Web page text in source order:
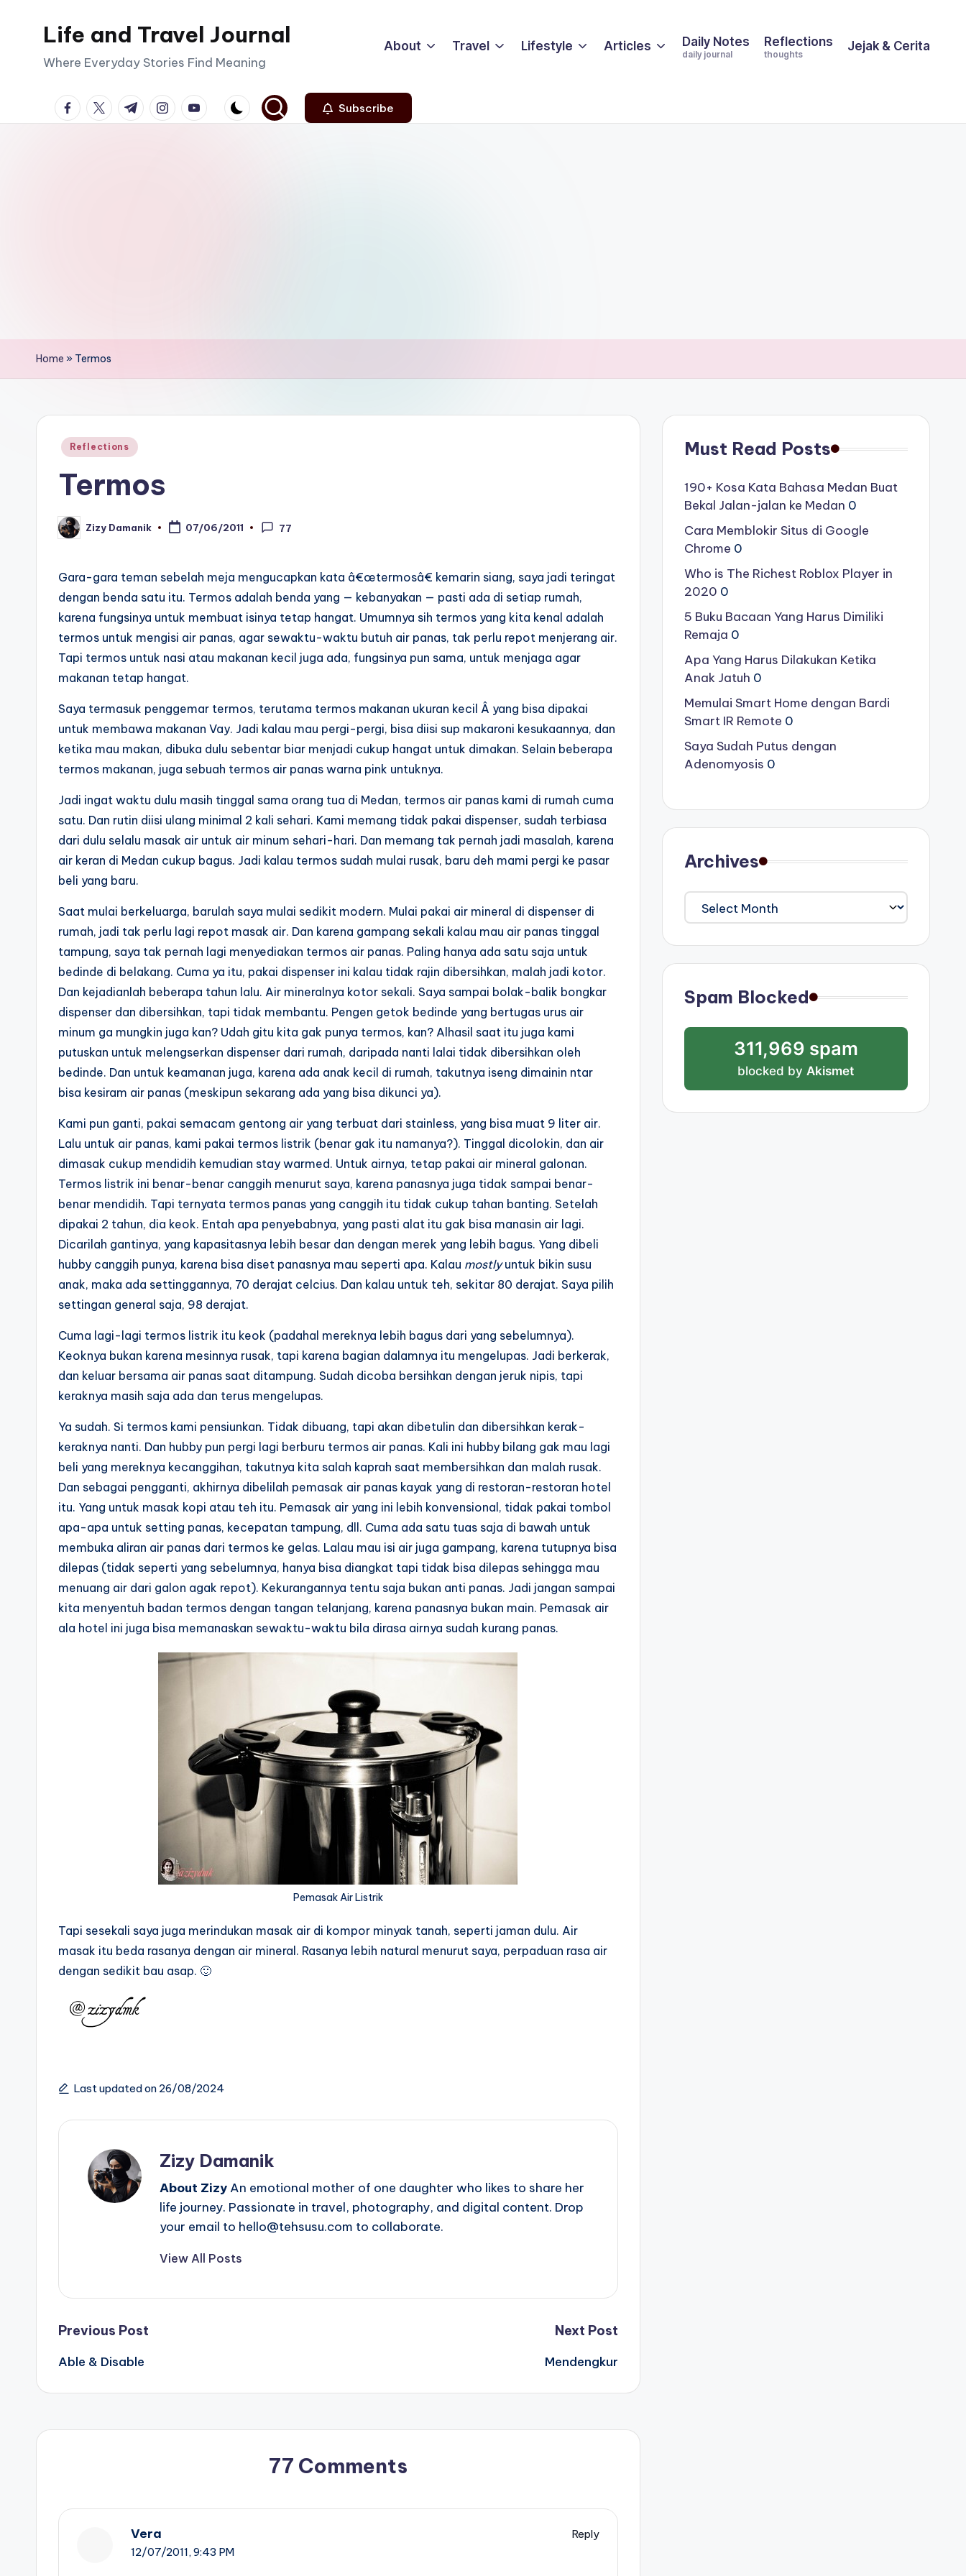
Life and Travel Journal
Where Everyday Stories Find Meaning
About Travel Lifestyle Articles Daily Notes
daily journal
Reflections
thoughts
Jejak & Cerita
facebook.com
twitter.com
t.me instagram.com
youtube.com Subscribe
Home » Termos
Posted
Reflections
Termos
Posted
by
Zizy Damanik 07/06/2011 77
Gara-gara teman sebelah meja mengucapkan kata â€œtermosâ€ kemarin siang, saya jadi teringat
dengan benda satu itu. Termos adalah benda yang — kebanyakan — pasti ada di setiap rumah,
karena fungsinya untuk membuat isinya tetap hangat. Umumnya sih termos yang kita kenal adalah
termos untuk mengisi air panas, agar sewaktu-waktu butuh air panas, tak perlu repot menjerang air.
Tapi termos untuk nasi atau makanan kecil juga ada, fungsinya pun sama, untuk menjaga agar
makanan tetap hangat.
Saya termasuk penggemar termos, terutama termos makanan ukuran kecil Â yang bisa dipakai
untuk membawa makanan Vay. Jadi kalau mau pergi-pergi, bisa diisi sup makaroni kesukaannya, dan
ketika mau makan, dibuka dulu sebentar biar menjadi cukup hangat untuk dimakan. Selain beberapa
termos makanan, juga sebuah termos air panas warna pink untuknya.
Jadi ingat waktu dulu masih tinggal sama orang tua di Medan, termos air panas kami di rumah cuma
satu. Dan rutin diisi ulang minimal 2 kali sehari. Kami memang tidak pakai dispenser, sudah terbiasa
dari dulu selalu masak air untuk air minum sehari-hari. Dan memang tak pernah jadi masalah, karena
air keran di Medan cukup bagus. Jadi kalau termos sudah mulai rusak, baru deh mami pergi ke pasar
beli yang baru.
Saat mulai berkeluarga, barulah saya mulai sedikit modern. Mulai pakai air mineral di dispenser di
rumah, jadi tak perlu lagi repot masak air. Dan karena gampang sekali kalau mau air panas tinggal
tampung, saya tak pernah lagi menyediakan termos air panas. Paling hanya ada satu saja untuk
bedinde di belakang. Cuma ya itu, pakai dispenser ini kalau tidak rajin dibersihkan, malah jadi kotor.
Dan kejadianlah beberapa tahun lalu. Air mineralnya kotor sekali. Saya sampai bolak-balik bongkar
dispenser dan dibersihkan, tapi tidak membantu. Pengen getok bedinde yang bertugas urus air
minum ga mungkin juga kan? Udah gitu kita gak punya termos, kan? Alhasil saat itu juga kami
putuskan untuk melengserkan dispenser dari rumah, daripada nanti lalai tidak dibersihkan oleh
bedinde. Dan untuk keamanan juga, karena ada anak kecil di rumah, takutnya iseng dimainin ntar
bisa kesiram air panas (meskipun sekarang ada yang bisa dikunci ya).
Kami pun ganti, pakai semacam gentong air yang terbuat dari stainless, yang bisa muat 9 liter air.
Lalu untuk air panas, kami pakai termos listrik (benar gak itu namanya?). Tinggal dicolokin, dan air
dimasak cukup mendidih kemudian stay warmed. Untuk airnya, tetap pakai air mineral galonan.
Termos listrik ini benar-benar canggih menurut saya, karena panasnya juga tidak sampai benar-
benar mendidih. Tapi ternyata termos panas yang canggih itu tidak cukup tahan banting. Setelah
dipakai 2 tahun, dia keok. Entah apa penyebabnya, yang pasti alat itu gak bisa manasin air lagi.
Dicarilah gantinya, yang kapasitasnya lebih besar dan dengan merek yang lebih bagus. Yang dibeli
hubby canggih punya, karena bisa diset panasnya mau seperti apa. Kalau mostlyuntuk bikin susu
anak, maka ada settinggannya, 70 derajat celcius. Dan kalau untuk teh, sekitar 80 derajat. Saya pilih
settingan general saja, 98 derajat.
Cuma lagi-lagi termos listrik itu keok (padahal mereknya lebih bagus dari yang sebelumnya).
Keoknya bukan karena mesinnya rusak, tapi karena bagian dalamnya itu mengelupas. Jadi berkerak,
dan keluar bersama air panas saat ditampung. Sudah dicoba bersihkan dengan jeruk nipis, tapi
keraknya masih saja ada dan terus mengelupas.
Ya sudah. Si termos kami pensiunkan. Tidak dibuang, tapi akan dibetulin dan dibersihkan kerak-
keraknya nanti. Dan hubby pun pergi lagi berburu termos air panas. Kali ini hubby bilang gak mau lagi
beli yang mereknya kecanggihan, takutnya kita salah kaprah saat membersihkan dan malah rusak.
Dan sebagai pengganti, akhirnya dibelilah pemasak air panas kayak yang di restoran-restoran hotel
itu. Yang untuk masak kopi atau teh itu. Pemasak air yang ini lebih konvensional, tidak pakai tombol
apa-apa untuk setting panas, kecepatan tampung, dll. Cuma ada satu tuas saja di bawah untuk
membuka aliran air panas dari termos ke gelas. Lalau mau isi air juga gampang, karena tutupnya bisa
dilepas (tidak seperti yang sebelumnya, hanya bisa diangkat tapi tidak bisa dilepas sehingga mau
menuang air dari galon agak repot). Kekurangannya tentu saja bukan anti panas. Jadi jangan sampai
kita menyentuh badan termos dengan tangan telanjang, karena panasnya bukan main. Pemasak air
ala hotel ini juga bisa memanaskan sewaktu-waktu bila dirasa airnya sudah kurang panas.
Pemasak Air Listrik
Tapi sesekali saya juga merindukan masak air di kompor minyak tanah, seperti jaman dulu. Air
masak itu beda rasanya dengan air mineral. Rasanya lebih natural menurut saya, perpaduan rasa air
dengan sedikit bau asap. 🙂
Last updated on 26/08/2024
Zizy Damanik
About Zizy An emotional mother of one daughter who likes to share her
life journey. Passionate in travel, photography, and digital content. Drop
your email to hello@tehsusu.com to collaborate.
View All Posts
Post
navigation
Previous Post
Able & Disable
Next Post
Mendengkur
77 Comments
Vera
Reply
12/07/2011, 9:43 PM
Must Read Posts
190+ Kosa Kata Bahasa Medan Buat
Bekal Jalan-jalan ke Medan 0
Cara Memblokir Situs di Google
Chrome 0
Who is The Richest Roblox Player in
2020 0
5 Buku Bacaan Yang Harus Dimiliki
Remaja 0
Apa Yang Harus Dilakukan Ketika
Anak Jatuh 0
Memulai Smart Home dengan Bardi
Smart IR Remote 0
Saya Sudah Putus dengan
Adenomyosis 0
Archives
Archives
Spam Blocked
311,969 spam
blocked byAkismet